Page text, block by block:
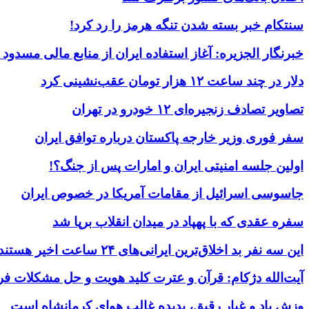
سنتکام خبر بسته شدن تنگه هرمز را رد کرد!
خبرنگار الجزیره: آغاز استفاده ایران از منابع مالی
دلار در چند ساعت ۱۲ هزار تومان عقب‌نشینی کرد
تصاویر تصادف زنجیره‌ای ۱۲ خودرو در تهران
سفر فوری وزیر خارجه پاکستان درباره توافق ایران
اولین جلسه امنیتی ایران و امارات پس از جنگ؟!
جاسوسی اسرائیل از مقامات آمریکا در خصوص ایران
سفره عقدی که با پهپاد در میدان انقلاب برپا شد
این سه نفر بد اخلاق‌ترین ایرانی‌های ۲۴ ساعت اخیر هستند
آیت‌الله دژکام: قرآن و عترت کلید هویت و حل مشکلات
وزش باد و غبار رقیق، پدیده غالب هوای کرمانشاه است